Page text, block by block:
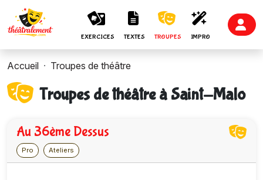
EXERCICES TEXTES TROUPES IMPRO
Accueil Troupes de théâtre
Troupes de théâtre à Saint-Malo
Au 36ème Dessus
Pro Ateliers